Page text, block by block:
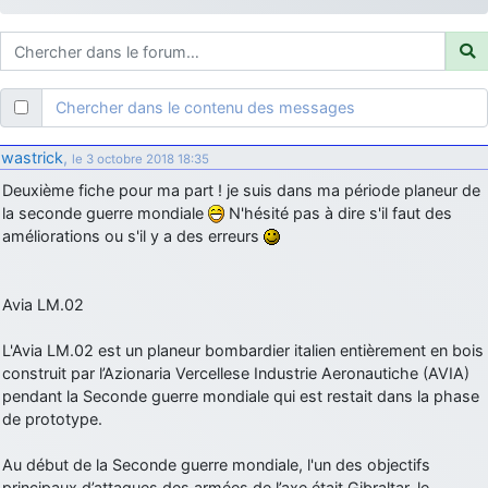
d9pouces: ouakamois > si tu parles du sujet sur l'Armée de l'Air,
bien sûr que oui !
je suis un avion@,._,+: Bonjour je viens d'arriver il y a quelques
moi et quelques avions n'ont pas les mêmes noms qu'aujourd'hui
ouakamois: Bonjourà toutes et à tous.en espérantque ces
quelques images du Pays Basque vous auront plu ; Agur…
d9pouces : Malheureusement nonun peu trop loin pour moi !
fox_50: Bonjour, certains parmis vous étaient-ils présent au
cachée dans les pins
jericho: Bonne année et tous mes meilleurs voeux à tous pour
2026 !
little boy : je vous souhaite un bon réveillon pour cette nouvelle
année!
jericho: Merci D9pouces, à mon tour de souhaiter un Joyeux Noël
Chercher dans le contenu des messages
wastrick, le 3 octobre 2018 18:35
Deuxième fiche pour ma part ! je suis dans ma période planeur de
la seconde guerre mondiale
N'hésité pas à dire s'il faut des
améliorations ou s'il y a des erreurs
Avia LM.02
L'Avia LM.02 est un planeur bombardier italien entièrement en bois
construit par l’Azionaria Vercellese Industrie Aeronautiche (AVIA)
pendant la Seconde guerre mondiale qui est restait dans la phase
de prototype.
Au début de la Seconde guerre mondiale, l'un des objectifs